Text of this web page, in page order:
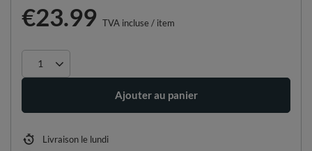
€23.99 TVA incluse/ item
Ajouter au panier
Livraison le lundi